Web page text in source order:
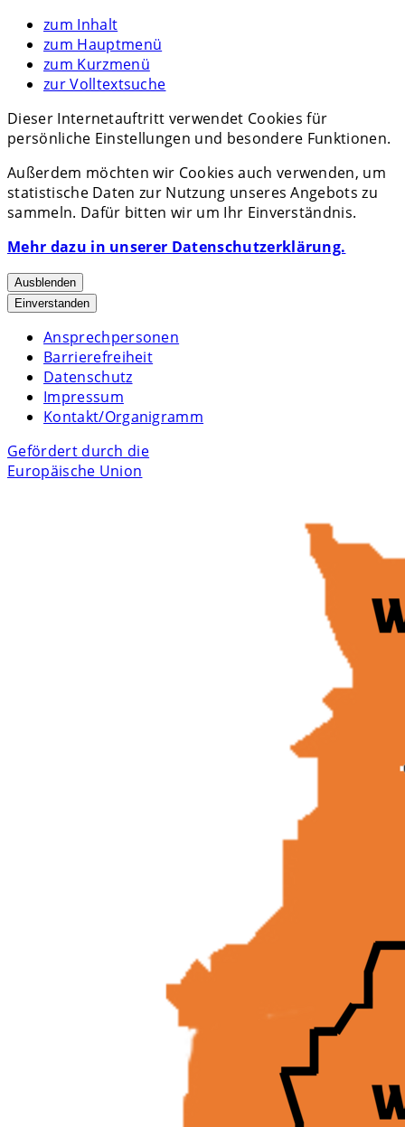
zum Inhalt
zum Hauptmenü
zum Kurzmenü
zur Volltextsuche
Dieser Internetauftritt verwendet Cookies für
persönliche Einstellungen und besondere Funktionen.
Außerdem möchten wir Cookies auch verwenden, um
statistische Daten zur Nutzung unseres Angebots zu
sammeln. Dafür bitten wir um Ihr Einverständnis.
Mehr dazu in unserer Datenschutzerklärung.
Ausblenden
Einverstanden
Ansprechpersonen
Barrierefreiheit
Datenschutz
Impressum
Kontakt/Organigramm
Gefördert durch die
Europäische Union